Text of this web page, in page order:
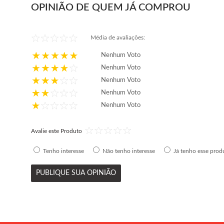
OPINIÃO DE QUEM JÁ COMPROU
Média de avaliações:
Nenhum Voto
Nenhum Voto
Nenhum Voto
Nenhum Voto
Nenhum Voto
Avalie este Produto
Tenho interesse Não tenho interesse Já tenho esse
PUBLIQUE SUA OPINIÃO